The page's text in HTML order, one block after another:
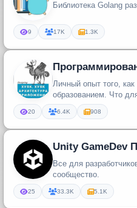
Библиотека Golang
9 17K 1.3K
Личный опыт того,
образованием. Что
бояться (спойлер:
20 6.4K 908
Unity GameDev
Все для
сообщество.
25 33.3K 5.1K